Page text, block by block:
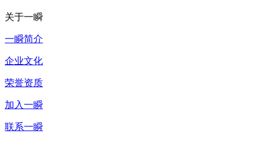
关于一瞬
一瞬简介
企业文化
荣誉资质
加入一瞬
联系一瞬